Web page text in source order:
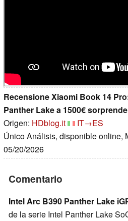
Recensione Xiaomi Book 14
Panther Lake a 1500€
Origen: HDblog.it
IT→ES
Único Análisis, disponible online,
05/20/2026
Comentario
Intel Arc B390 Panther Lake
de la serie Intel Panther Lake